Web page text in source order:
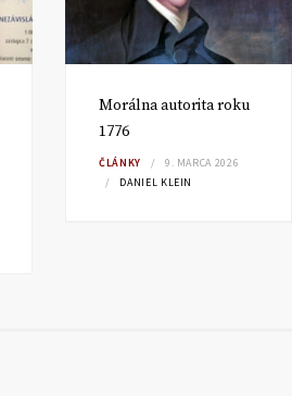
Morálna autorita roku
1776
ČLÁNKY
9. MARCA 2026
DANIEL KLEIN